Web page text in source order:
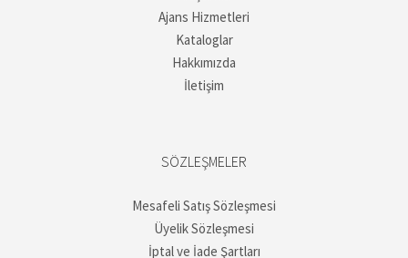
Ajans Hizmetleri
Kataloglar
Hakkımızda
İletişim
SÖZLEŞMELER
Mesafeli Satış Sözleşmesi
Üyelik Sözleşmesi
İptal ve İade Şartları